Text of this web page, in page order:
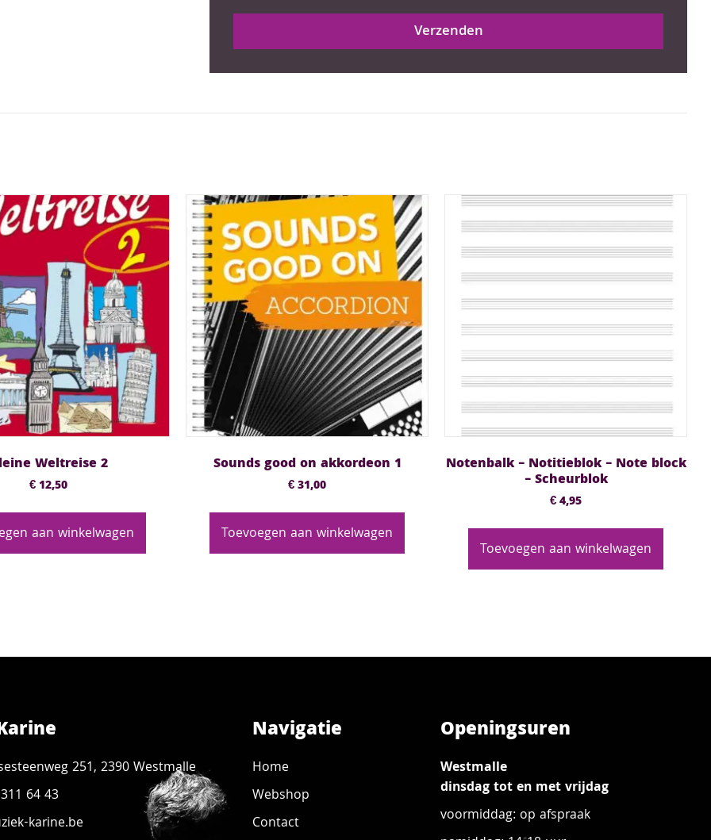
Verzenden
Weltreise 2
€12,50
aan winkelwagen
Sounds good on akkordeon 1
€31,00
Toevoegen aan winkelwagen
Notenbalk – Notitieblok – Note block
– Scheurblok
€4,95
Toevoegen aan winkelwagen
251, 2390 Westmalle
64 43
karine.be
Navigatie
Home
Webshop
Contact
Openingsuren
Westmalle
dinsdag tot en met vrijdag
voormiddag: op afspraak